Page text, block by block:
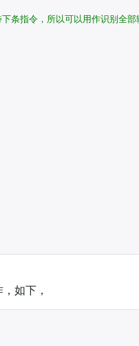
指令，所以可以用作识别全部
如下，